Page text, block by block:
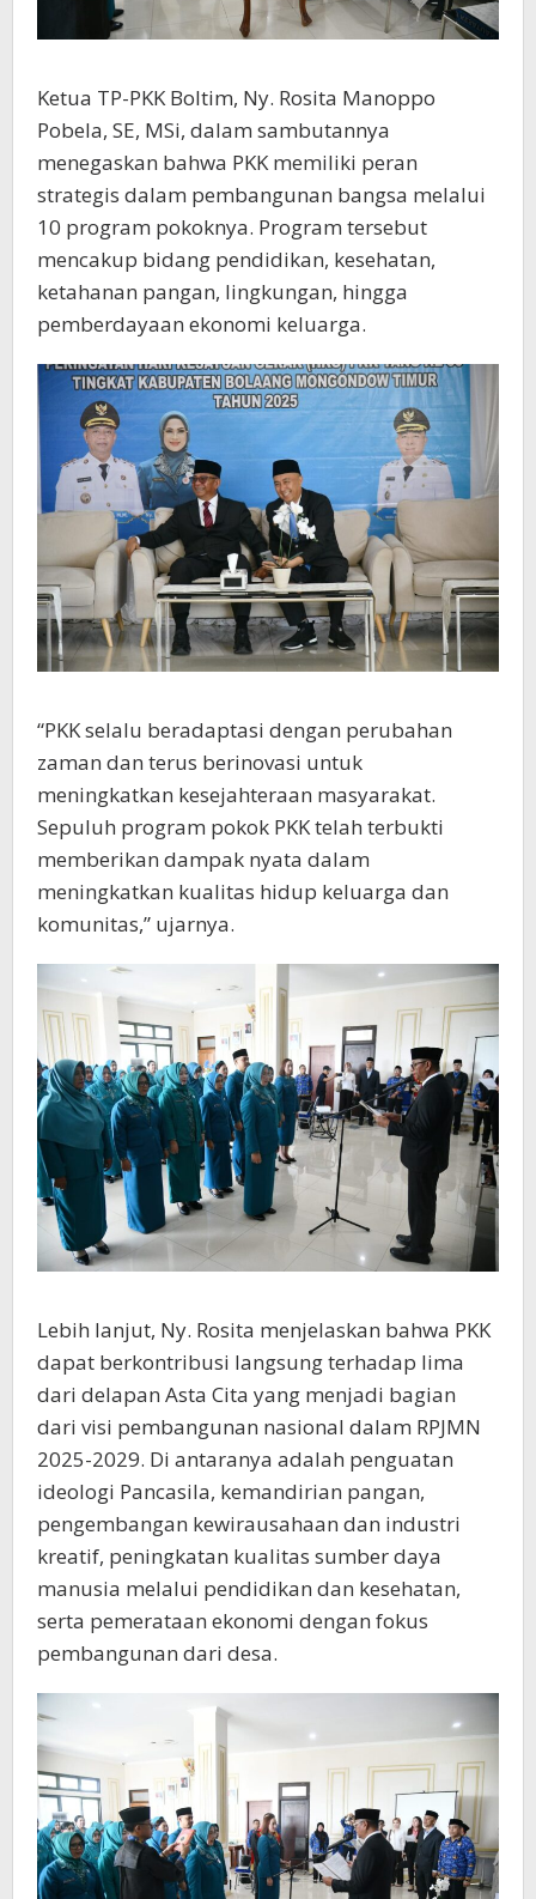
Ketua TP-PKK Boltim, Ny. Rosita Manoppo
Pobela, SE, MSi, dalam sambutannya
menegaskan bahwa PKK memiliki peran
strategis dalam pembangunan bangsa melalui
10 program pokoknya. Program tersebut
mencakup bidang pendidikan, kesehatan,
ketahanan pangan, lingkungan, hingga
pemberdayaan ekonomi keluarga.
“PKK selalu beradaptasi dengan perubahan
zaman dan terus berinovasi untuk
meningkatkan kesejahteraan masyarakat.
Sepuluh program pokok PKK telah terbukti
memberikan dampak nyata dalam
meningkatkan kualitas hidup keluarga dan
komunitas,” ujarnya.
Lebih lanjut, Ny. Rosita menjelaskan bahwa PKK
dapat berkontribusi langsung terhadap lima
dari delapan Asta Cita yang menjadi bagian
dari visi pembangunan nasional dalam RPJMN
2025-2029. Di antaranya adalah penguatan
ideologi Pancasila, kemandirian pangan,
pengembangan kewirausahaan dan industri
kreatif, peningkatan kualitas sumber daya
manusia melalui pendidikan dan kesehatan,
serta pemerataan ekonomi dengan fokus
pembangunan dari desa.